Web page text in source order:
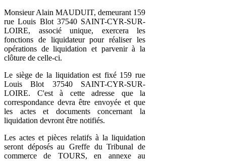
Monsieur Alain MAUDUIT, demeurant 159
rue Louis Blot 37540 SAINT-CYR-SUR-
LOIRE, associé unique, exercera les
fonctions de liquidateur pour réaliser les
opérations de liquidation et parvenir à la
clôture de celle-ci.
Le siège de la liquidation est fixé 159 rue
Louis Blot 37540 SAINT-CYR-SUR-
LOIRE. C'est à cette adresse que la
correspondance devra être envoyée et que
les actes et documents concernant la
liquidation devront être notifiés.
Les actes et pièces relatifs à la liquidation
seront déposés au Greffe du Tribunal de
commerce de TOURS, en annexe au